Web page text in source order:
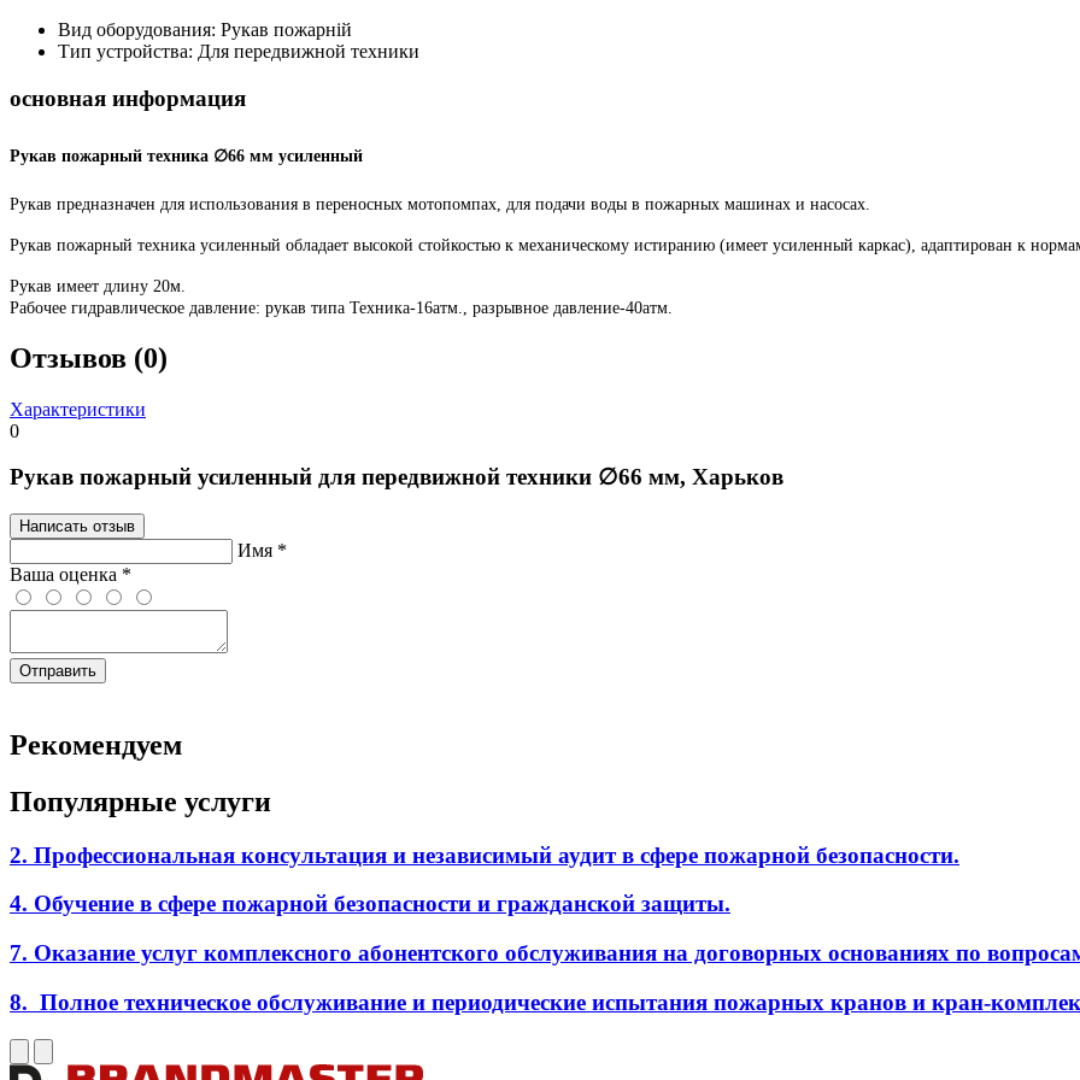
Вид оборудования: Рукав пожарній
Тип устройства: Для передвижной техники
основная информация
Рукав пожарный техника ∅66 мм усиленный
Рукав предназначен для использования в переносных мотопомпах, для подачи воды в пожарных машинах и насосах.
Рукав пожарный техника усиленный обладает высокой стойкостью к механическому истиранию (имеет усиленный каркас), адаптирован к
Рукав имеет длину 20м.
Рабочее гидравлическое давление: рукав типа Техника-16атм., разрывное давление-40атм.
Отзывов (0)
Характеристики
0
Рукав пожарный усиленный для передвижной техники ∅66 мм, Харьков
Написать отзыв
Имя *
Ваша оценка *
Отправить
Рекомендуем
Популярные услуги
2. Профессиональная консультация и независимый аудит в сфере пожарной безопасности.
4. Обучение в сфере пожарной безопасности и гражданской защиты.
7. Оказание услуг комплексного абонентского обслуживания на договорных основаниях по
8. Полное техническое обслуживание и периодические испытания пожарных кранов и кран-